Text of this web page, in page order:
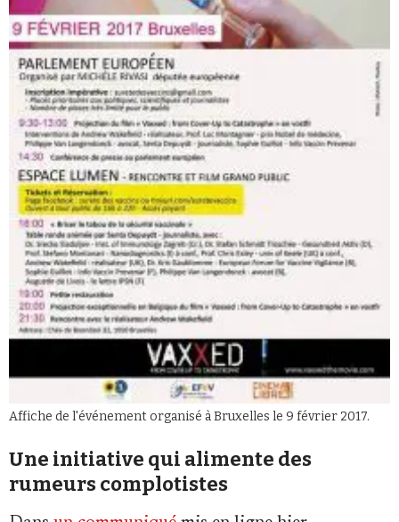
Affiche de l'événement organisé à Bruxelles le 9 février 2017.
Une initiative qui alimente des
rumeurs complotistes